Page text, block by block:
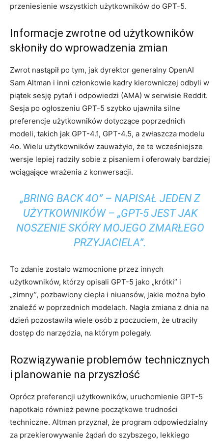
przeniesienie wszystkich użytkowników do GPT-5.
Informacje zwrotne od użytkowników
skłoniły do wprowadzenia zmian
Zwrot nastąpił po tym, jak dyrektor generalny OpenAI
Sam Altman i inni członkowie kadry kierowniczej odbyli w
piątek sesję pytań i odpowiedzi (AMA) w serwisie Reddit.
Sesja po ogłoszeniu GPT-5 szybko ujawniła silne
preferencje użytkowników dotyczące poprzednich
modeli, takich jak GPT-4.1, GPT-4.5, a zwłaszcza modelu
4o. Wielu użytkowników zauważyło, że te wcześniejsze
wersje lepiej radziły sobie z pisaniem i oferowały bardziej
wciągające wrażenia z konwersacji.
„BRING BACK 4O” – NAPISAŁ JEDEN Z
UŻYTKOWNIKÓW – „GPT-5 JEST JAK
NOSZENIE SKÓRY MOJEGO ZMARŁEGO
PRZYJACIELA”.
To zdanie zostało wzmocnione przez innych
użytkowników, którzy opisali GPT-5 jako „krótki” i
„zimny”, pozbawiony ciepła i niuansów, jakie można było
znaleźć w poprzednich modelach. Nagła zmiana z dnia na
dzień pozostawiła wiele osób z poczuciem, że utraciły
dostęp do narzędzia, na którym polegały.
Rozwiązywanie problemów technicznych
i planowanie na przyszłość
Oprócz preferencji użytkowników, uruchomienie GPT-5
napotkało również pewne początkowe trudności
techniczne. Altman przyznał, że program odpowiedzialny
za przekierowywanie żądań do szybszego, lekkiego